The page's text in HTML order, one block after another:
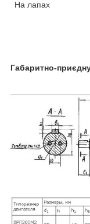
На лапах
Габаритно-